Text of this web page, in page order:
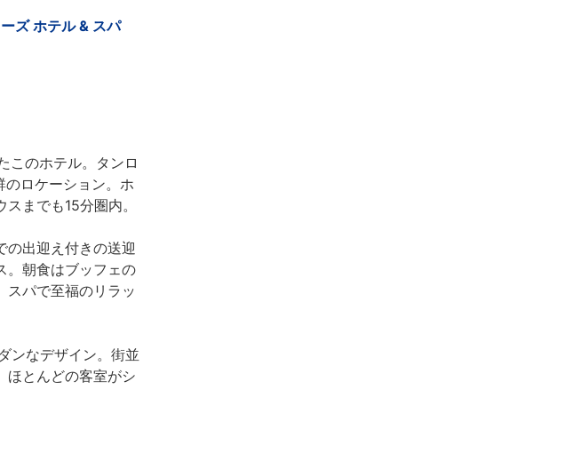
ズ ホテル & スパ
このホテル。タンロ
ロケーション。ホ
までも15分圏内。
の出迎え付きの送迎
。朝食はブッフェの
スパで至福のリラッ
ンなデザイン。街並
ほとんどの客室がシ